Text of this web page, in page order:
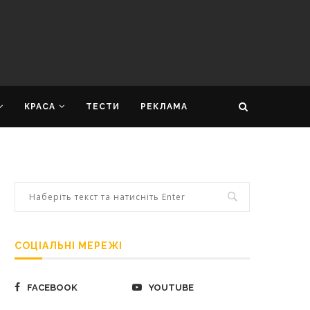
КРАСА ТЕСТИ РЕКЛАМА
СОЦІАЛЬНІ МЕРЕЖІ
FACEBOOK YOUTUBE